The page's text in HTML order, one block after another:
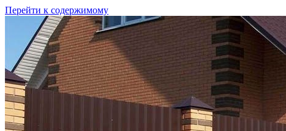
Перейти к содержимому